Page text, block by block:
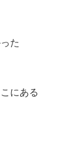
た
にある